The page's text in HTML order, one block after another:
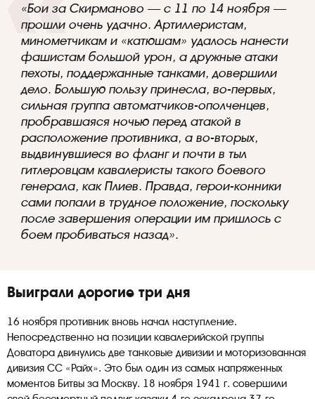
«Бои за Скирманово — с 11 по 14 ноября —
прошли очень удачно. Артиллеристам,
минометчикам и «катюшам» удалось нанести
фашистам большой урон, а дружные атаки
пехоты, поддержанные танками, довершили
дело. Большую пользу принесла, во-первых,
сильная группа автоматчиков-ополченцев,
пробравшаяся ночью перед атакой в
расположение противника, а во-вторых,
выдвинувшиеся во фланг и почти в тыл
гитлеровцам кавалеристы такого боевого
генерала, как Плиев. Правда, герои-конники
сами попали в трудное положение, поскольку
после завершения операции им пришлось с
боем пробиваться назад».
Выиграли дорогие три дня
16 ноября противник вновь начал наступление.
Непосредственно на позиции кавалерийской группы
Доватора двинулись две танковые дивизии и моторизованная
дивизия СС «Райх». Это был один из самых напряженных
моментов Битвы за Москву. 18 ноября 1941 г. совершили